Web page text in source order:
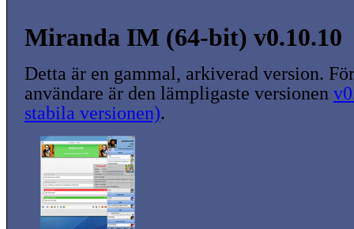
Miranda IM (64-bit) v0.10.10
Detta är en gammal, arkiverad version.
användare är den lämpligaste versionen
stabila versionen).